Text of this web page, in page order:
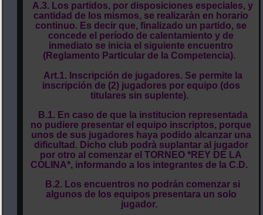
A.3. Los partidos, por disposiciones especiales, y
cantidad de los mismos, se realizaràn en horario
continuo. Es decir que, finalizado un partido, se
concede el período de calentamiento y de
inmediato se inicia el siguiente encuentro
(Reglamento Particular de la Competencia).
Art.1. Inscripción de jugadores. Se permite la
inscripción de (2) jugadores por equipo (dos
titulares sin suplente).
B.1. En caso de que la institucion representada
no pudiere presentar el equipo inscriptos, porque
unos de sus jugadores haya podido alcanzar una
dificultad. Dicho club podrà suplantar al jugador
por otro al comenzar el TORNEO *REY DE LA
COLINA*, informando a los integrantes de la C.D.
B.2. Los encuentros no podrán comenzar si
algunos de los equipos presentara un solo
jugador.